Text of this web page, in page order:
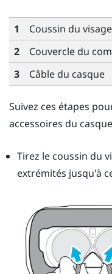
1
Coussin du visage
2
Couvercle du
3
Câble du casque
Suivez ces étapes
accessoires du
Tirez le coussin du
extrémités jusqu'à